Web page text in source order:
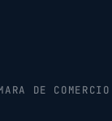
DE